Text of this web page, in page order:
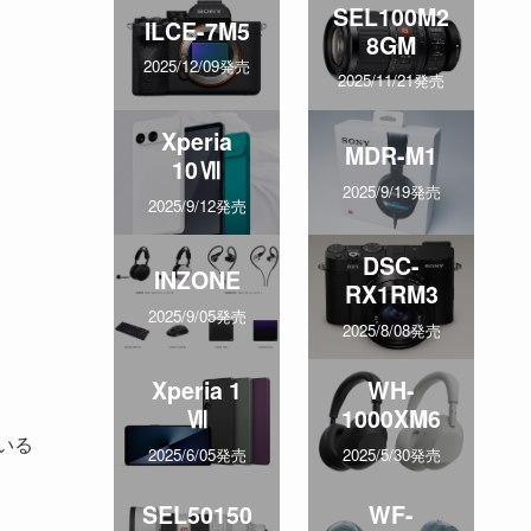
る
ILCE-7M5
2025/12/09発売
SEL100M2
8GM
2025/11/21発売
Xperia
10Ⅶ
2025/9/12発売
MDR-M1
2025/9/19発売
INZONE
2025/9/05発売
DSC-
RX1RM3
2025/8/08発売
Xperia 1
Ⅶ
2025/6/05発売
WH-
1000XM6
2025/5/30発売
SEL50150
WF-